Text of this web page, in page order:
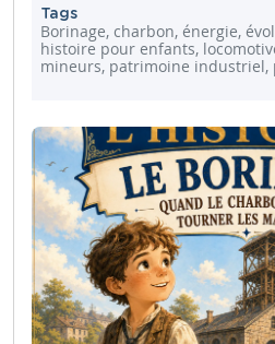
Tags
Borinage, charbon, énergie,
histoire pour enfants,
mineurs, patrimoine industriel,